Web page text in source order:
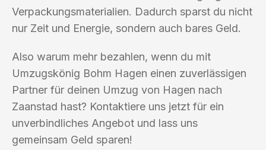
Verpackungsmaterialien. Dadurch sparst du nicht
nur Zeit und Energie, sondern auch bares Geld.
Also warum mehr bezahlen, wenn du mit
Umzugskönig Bohm Hagen einen zuverlässigen
Partner für deinen Umzug von Hagen nach
Zaanstad hast? Kontaktiere uns jetzt für ein
unverbindliches Angebot und lass uns
gemeinsam Geld sparen!